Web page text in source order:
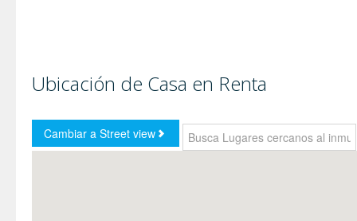
Ubicación de Casa en Renta